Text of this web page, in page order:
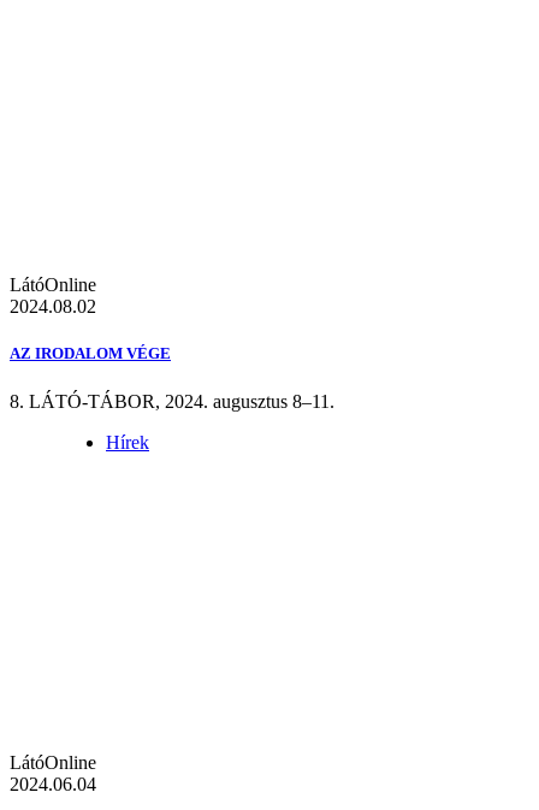
LátóOnline
2024.08.02
AZ IRODALOM VÉGE
8. LÁTÓ-TÁBOR, 2024. augusztus 8–11.
Hírek
LátóOnline
2024.06.04